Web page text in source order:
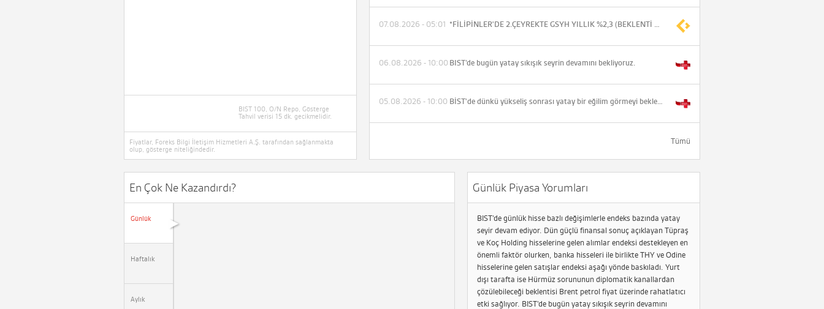
BIST 100, O/N Repo, Gösterge
Tahvil verisi 15 dk. gecikmelidir.
Fiyatlar, Foreks Bilgi İletişim Hizmetleri A.Ş. tarafından sağlanmakta
olup, gösterge niteliğindedir.
*FİLİPİNLER'DE 2.ÇEYREKTE GSYH YILLIK %2,3 (BEKLENTİ %2,7)
07.08.2026 - 05:01
BIST’de bugün yatay sıkışık seyrin devamını bekliyoruz.
06.08.2026 - 10:00
BİST'de dünkü yükseliş sonrası yatay bir eğilim görmeyi bekleriz.
05.08.2026 - 10:00
Tümü
En Çok Ne Kazandırdı?
Günlük ▶
Haftalık
Aylık
Günlük Piyasa Yorumları
BIST’de günlük hisse bazlı değişimlerle endeks bazında yatay
seyir devam ediyor. Dün güçlü finansal sonuç açıklayan Tüpraş
ve Koç Holding hisselerine gelen alımlar endeksi destekleyen en
önemli faktör olurken, banka hisseleri ile birlikte THY ve Odine
hisselerine gelen satışlar endeksi aşağı yönde baskıladı. Yurt
dışı tarafta ise Hürmüz sorununun diplomatik kanallardan
çözülebileceği beklentisi Brent petrol fiyat üzerinde rahatlatıcı
etki sağlıyor. BIST’de bugün yatay sıkışık seyrin devamını